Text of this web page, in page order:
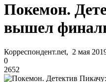
Покемон.
вышел
Корреспондент.net, 2 мая
0
2652